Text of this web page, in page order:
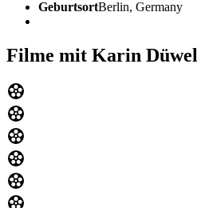
GeburtsortBerlin, Germany
Filme mit Karin Düwel